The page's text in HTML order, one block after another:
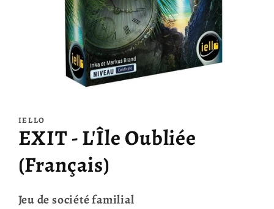
1
dans
une
fenêtre
modale
IELLO
EXIT - L'Île Oubliée
(Français)
Jeu de société familial